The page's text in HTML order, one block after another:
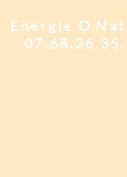
Energie O